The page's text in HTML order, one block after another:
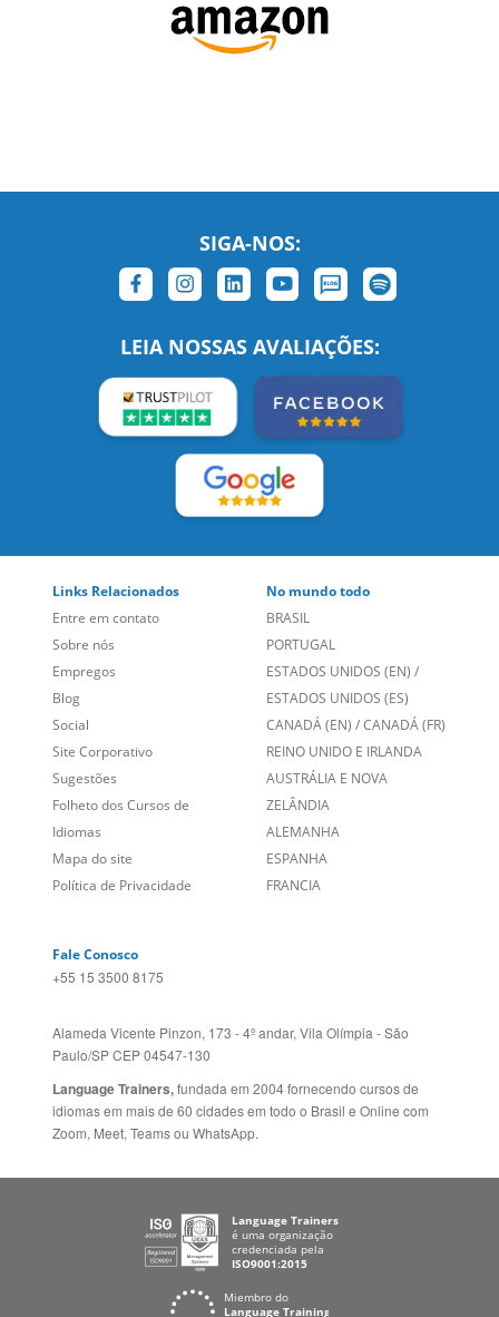
Entre em contato
Sobre nós
Empregos
Blog
Social
Site Corporativo
Sugestões
Folheto dos Cursos de
Idiomas
Mapa do site
Política de Privacidade
BRASIL
PORTUGAL
ESTADOS UNIDOS (EN)
ESTADOS UNIDOS (ES)
CANADÁ (EN)/CANADÁ (FR)
REINO UNIDO E IRLANDA
AUSTRÁLIA E NOVA
ZELÂNDIA
ALEMANHA
ESPANHA
FRANCIA
+55 15 3500 8175
Paulo/SP CEP 04547-130
Language Trainers,fundada em 2004 fornecendo cursos de
idiomas em mais de 60 cidades em todo o Brasil e Online com
Zoom, Meet, Teams ou WhatsApp.